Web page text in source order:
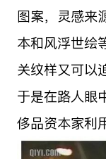
图案，灵感来
本和风浮世绘
关纹样又可以
于是在路人眼
侈品资本家利